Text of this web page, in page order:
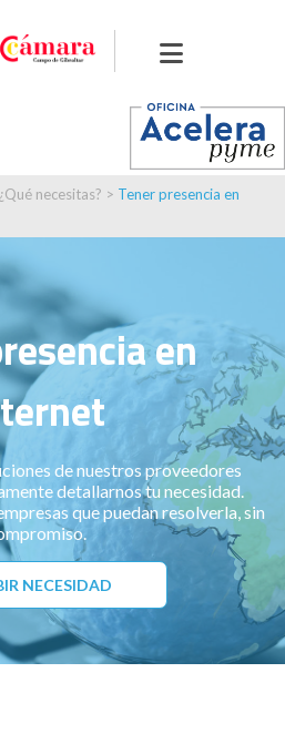
¿Qué necesitas? > Tener presencia en
en
de nuestros proveedores
detallarnos tu necesidad.
que puedan resolverla, sin
NECESIDAD